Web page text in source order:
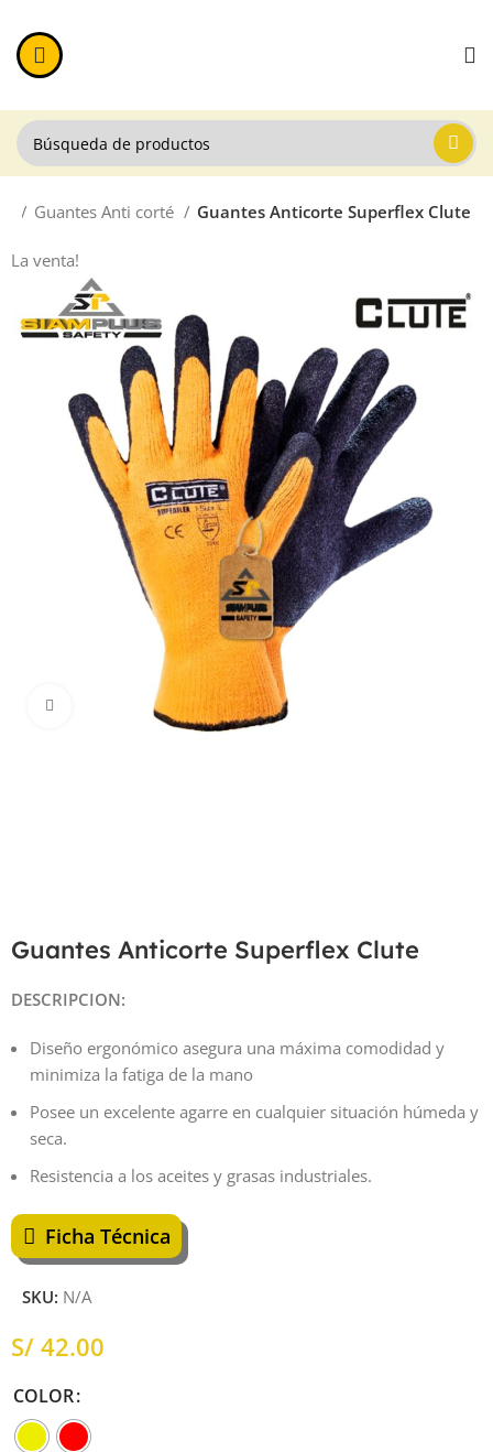
Guantes Anti corté Guantes Anticorte Superflex Clute
La venta!
Haga Click para agrandar
Guantes Anticorte Superflex Clute
DESCRIPCION:
Diseño ergonómico asegura una máxima comodidad y
minimiza la fatiga de la mano
Posee un excelente agarre en cualquier situación húmeda y
seca.
Resistencia a los aceites y grasas industriales.
Ficha Técnica
SKU: N/A
S/
COLOR